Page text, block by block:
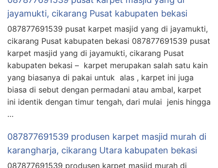
jayamukti, cikarang Pusat kabupaten bekasi
087877691539 pusat karpet masjid yang di jayamukti,
cikarang Pusat kabupaten bekasi 087877691539 pusat
karpet masjid yang di jayamukti, cikarang Pusat
kabupaten bekasi – karpet merupakan salah satu kain
yang biasanya di pakai untuk alas , karpet ini juga
biasa di sebut dengan permadani atau ambal, karpet
ini identik dengan timur tengah, dari mulai jenis hingga
…
087877691539 produsen karpet masjid murah di
karangharja, cikarang Utara kabupaten bekasi
087877691539 produsen karpet masjid murah di